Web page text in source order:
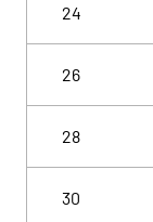
24
26
28
30